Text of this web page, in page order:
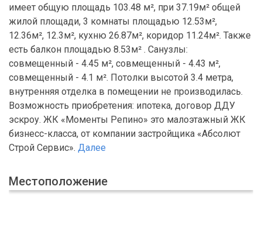
имеет общую площадь 103.48 м², при 37.19м² общей
жилой площади, 3 комнаты площадью 12.53м²,
12.36м², 12.3м², кухню 26.87м², коридор 11.24м². Также
есть балкон площадью 8.53м² . Санузлы:
совмещенный - 4.45 м², совмещенный - 4.43 м²,
совмещенный - 4.1 м². Потолки высотой 3.4 метра,
внутренняя отделка в помещении не производилась.
Возможность приобретения: ипотека, договор ДДУ
эскроу. ЖК «Моменты Репино» это малоэтажный ЖК
бизнесс-класса, от компании застройщика «Абсолют
Строй Сервис». Далее
Местоположение